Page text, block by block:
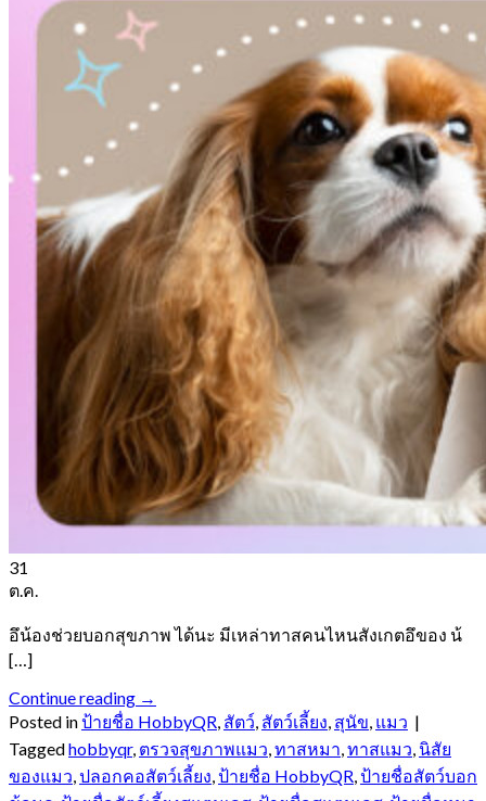
31
ต.ค.
อึน้องช่วยบอกสุขภาพ ได้นะ มีเหล่าทาสคนไหนสังเกตอึของ น้
[…]
Continue reading →
Posted inป้ายชื่อ HobbyQR, สัตว์, สัตว์เลี้ยง, สุนัข, แมว |
Taggedhobbyqr, ตรวจสุขภาพแมว,ทาสหมา,ทาสแมว, นิสัย
ของแมว,ปลอกคอสัตว์เลี้ยง,ป้ายชื่อ HobbyQR,ป้ายชื่อสัตว์บอก